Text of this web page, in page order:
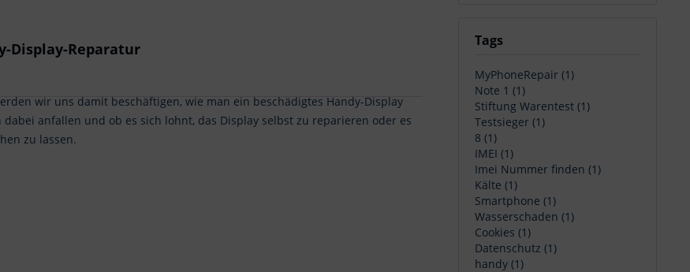
Tags
MyPhoneRepair (1)
Note 1 (1)
Stiftung Warentest (1)
Testsieger (1)
8 (1)
IMEI (1)
Imei Nummer finden (1)
Kälte (1)
Smartphone (1)
Wasserschaden (1)
Cookies (1)
Datenschutz (1)
handy (1)
Display-Reparatur
wir uns damit beschäftigen, wie man ein beschädigtes Handy-Display
dabei anfallen und ob es sich lohnt, das Display selbst zu reparieren oder es
zu lassen.